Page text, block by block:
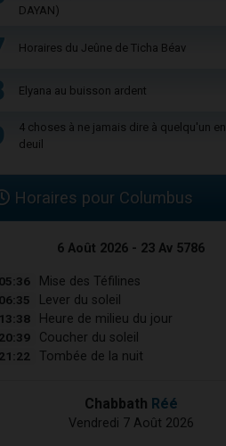
DAYAN)
Horaires du Jeûne de Ticha Béav
Elyana au buisson ardent
4 choses à ne jamais dire à quelqu'un en
deuil
Horaires pour Columbus
6 Août 2026 - 23 Av 5786
05:36 Mise des Téfilines
06:35 Lever du soleil
13:38 Heure de milieu du jour
20:39 Coucher du soleil
21:22 Tombée de la nuit
Chabbath Réé
Vendredi 7 Août 2026